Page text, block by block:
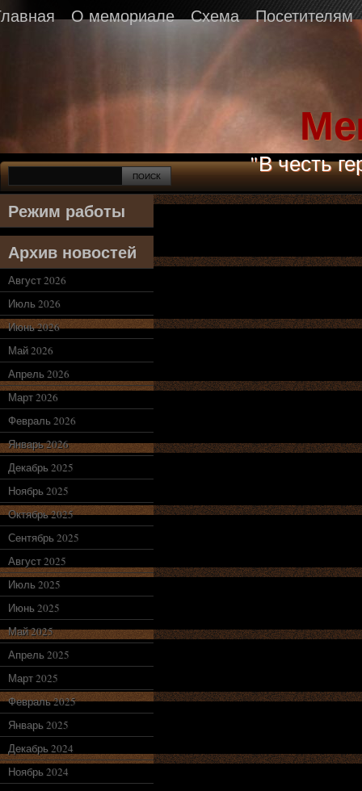
О мемориале Схема Посетителям
"В честь
Режим работы
Архив новостей
Август 2026
Июль 2026
Июнь 2026
Май 2026
Апрель 2026
Март 2026
Февраль 2026
Январь 2026
Декабрь 2025
Ноябрь 2025
Октябрь 2025
Сентябрь 2025
Август 2025
Июль 2025
Июнь 2025
Май 2025
Апрель 2025
Март 2025
Февраль 2025
Январь 2025
Декабрь 2024
Ноябрь 2024